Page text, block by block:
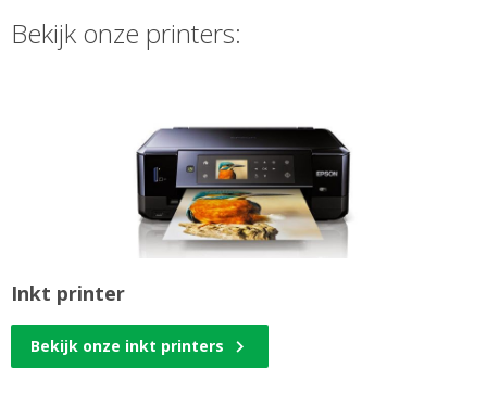
Bekijk onze printers:
Inkt printer
Bekijk onze inkt printers